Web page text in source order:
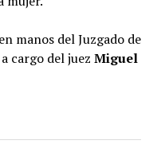
manos del Juzgado de
cargo del juez Miguel